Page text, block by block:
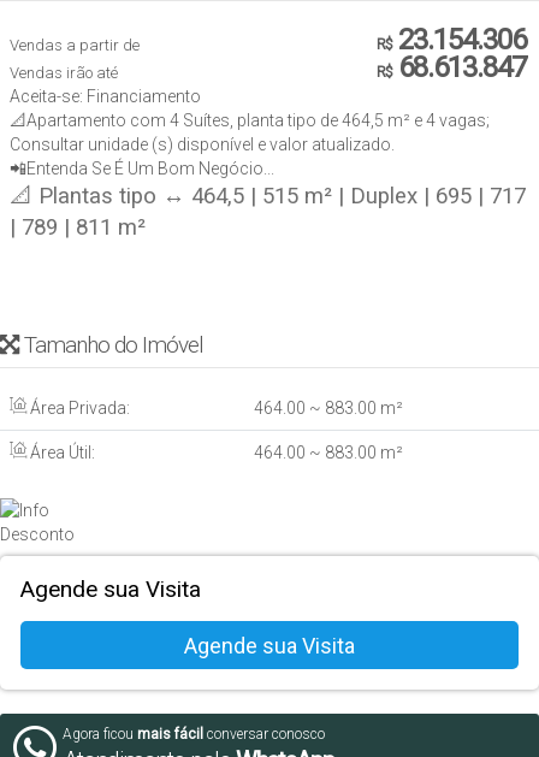
R$23.154.306
Vendas a partir de
R$68.613.847
Vendas irão até
Aceita-se: Financiamento
📐Apartamento com 4 Suítes, planta tipo de 464,5 m² e 4 vagas;
Consultar unidade (s) disponível e valor atualizado.
📲Entenda Se É Um Bom Negócio...
📐 Plantas tipo ↔ 464,5 | 515 m² | Duplex | 695 | 717
| 789 | 811 m²
Tamanho do Imóvel
Área Privada: 464.00 ~ 883.00 m²
Área Útil: 464.00 ~ 883.00 m²
Agende sua Visita
Agora ficou mais fácil conversar conosco